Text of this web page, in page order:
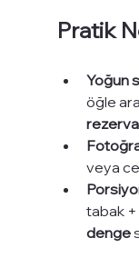
Pratik
Yoğun
öğle
veya
tabak +
denge